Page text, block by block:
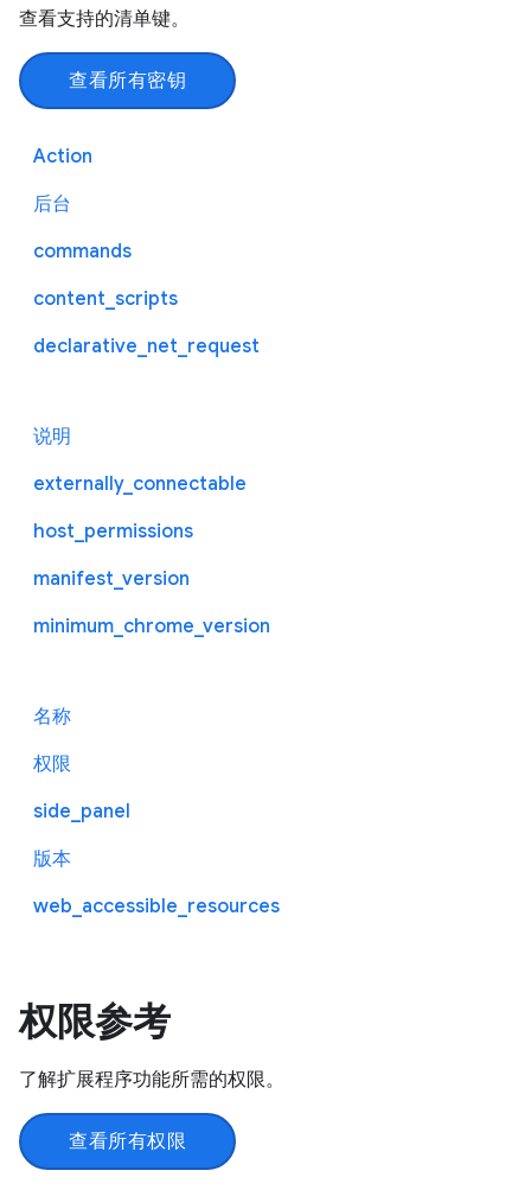
查看支持的清单键。
查看所有密钥
Action
后台
commands
content_scripts
declarative_net_request
说明
externally_connectable
host_permissions
manifest_version
minimum_chrome_version
名称
权限
side_panel
版本
web_accessible_resources
权限参考
了解扩展程序功能所需的权限。
查看所有权限